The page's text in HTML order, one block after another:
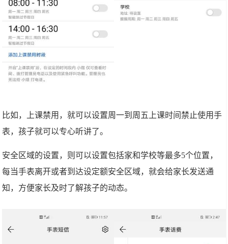
比如，上课禁用，就可以设置周一到周五上课时间禁止使用手
表，孩子就可以专心听讲了。
安全区域的设置，则可以设置包括家和学校等最多5个位置，
每当手表离开或者到达设定额安全区域，就会给家长发送通
知，方便家长及时了解孩子的动态。